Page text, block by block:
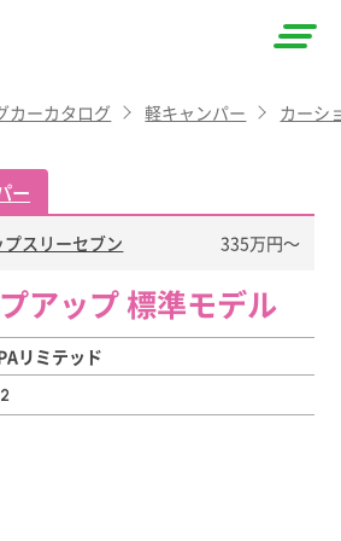
カーカタログ 軽キャンパー カーシ
ー
スリーセブン 335万円〜
アップ 標準モデル
リミテッド